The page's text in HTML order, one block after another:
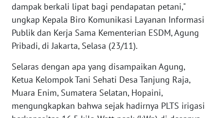
dampak berkali lipat bagi pendapatan petani,"
ungkap Kepala Biro Komunikasi Layanan Informasi
Publik dan Kerja Sama Kementerian ESDM, Agung
Pribadi, di Jakarta, Selasa (23/11).
Selaras dengan apa yang disampaikan Agung,
Ketua Kelompok Tani Sehati Desa Tanjung Raja,
Muara Enim, Sumatera Selatan, Hopaini,
mengungkapkan bahwa sejak hadirnya PLTS irigasi
WN
BANTEN
WN
WN
KEPRI